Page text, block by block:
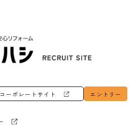
コーポレートサイト エントリー